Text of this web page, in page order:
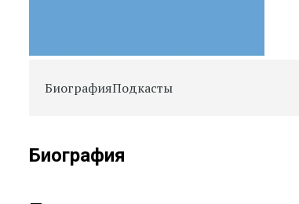
БиографияПодкасты
Биография